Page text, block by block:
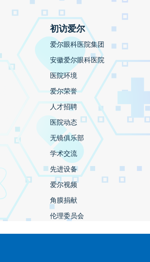
初访爱尔
爱尔眼科医院集团
安徽爱尔眼科医院
医院环境
爱尔荣誉
人才招聘
医院动态
无镜俱乐部
学术交流
先进设备
爱尔视频
角膜捐献
伦理委员会